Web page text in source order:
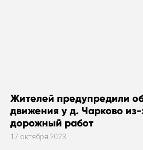
Жителей предупредили
движения у д. Чарково
дорожный работ
17 октября 2023